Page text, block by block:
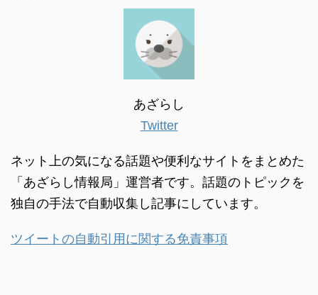
あざらし
Twitter
ネット上の気になる話題や便利なサイトをまとめた
「あざらし情報局」運営者です。話題のトピックを
独自の手法で自動収集し記事にしています。
ツイートの自動引用に関する免責事項